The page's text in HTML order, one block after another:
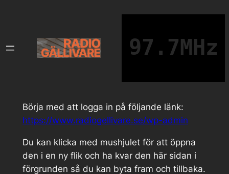
97.7MHz
Börja med att logga in på följande länk:
https://www.radiogellivare.se/wp-admin
Du kan klicka med mushjulet för att öppna
den i en ny flik och ha kvar den här sidan i
förgrunden så du kan byta fram och tillbaka.